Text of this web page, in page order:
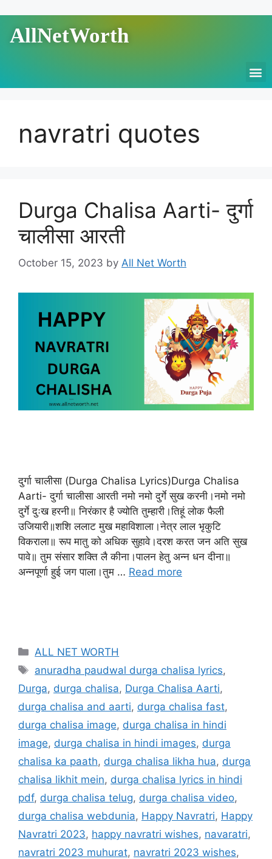
AllNetWorth
navratri quotes
Durga Chalisa Aarti- दुर्गा
चालीसा आरती
October 15, 2023 by All Net Worth
दुर्गा चालीसा (Durga Chalisa Lyrics)Durga Chalisa
Aarti- दुर्गा चालीसा आरती नमो नमो दुर्गे सुख करनी।नमो नमो
दुर्गे दुःख हरनी॥ निरंकार है ज्योति तुम्हारी।तिहूं लोक फैली
उजियारी॥शशि ललाट मुख महाविशाला।नेत्र लाल भृकुटि
विकराला॥ रूप मातु को अधिक सुहावे।दरश करत जन अति सुख
पावे॥ तुम संसार शक्ति लै कीना।पालन हेतु अन्न धन दीना॥
अन्नपूर्णा हुई जग पाला।तुम … Read more
ALL NET WORTH
anuradha paudwal durga chalisa lyrics,
Durga, durga chalisa, Durga Chalisa Aarti,
durga chalisa and aarti, durga chalisa fast,
durga chalisa image, durga chalisa in hindi
image, durga chalisa in hindi images, durga
chalisa ka paath, durga chalisa likha hua, durga
chalisa likhit mein, durga chalisa lyrics in hindi
pdf, durga chalisa telug, durga chalisa video,
durga chalisa webdunia, Happy Navratri, Happy
Navratri 2023, happy navratri wishes, navaratri,
navratri 2023 muhurat, navratri 2023 wishes,